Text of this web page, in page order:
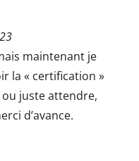
maintenant je
la « certification »
juste attendre,
d’avance.